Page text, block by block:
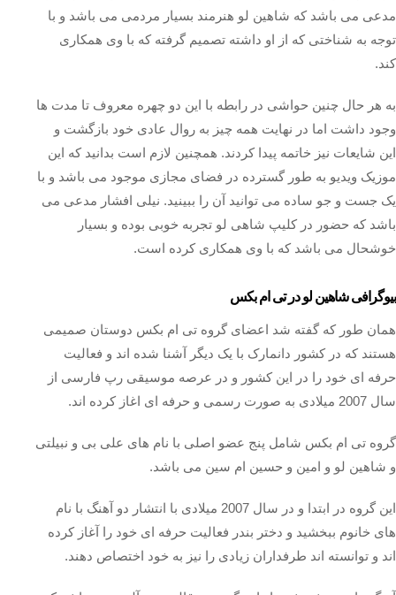
مدعی می باشد که شاهین لو هنرمند بسیار مردمی می باشد و با
توجه به شناختی که از او داشته تصمیم گرفته که با وی همکاری
کند.
به هر حال چنین حواشی در رابطه با این دو چهره معروف تا مدت ها
وجود داشت اما در نهایت همه چیز به روال عادی خود بازگشت و
این شایعات نیز خاتمه پیدا کردند. همچنین لازم است بدانید که این
موزیک ویدیو به طور گسترده در فضای مجازی موجود می باشد و با
یک جست و جو ساده می توانید آن را ببینید. نیلی افشار مدعی می
باشد که حضور در کلیپ شاهی لو تجربه خوبی بوده و بسیار
خوشحال می باشد که با وی همکاری کرده است.
بیوگرافی شاهین لو در تی ام بکس
همان طور که گفته شد اعضای گروه تی ام بکس دوستان صمیمی
هستند که در کشور دانمارک با یک دیگر آشنا شده اند و فعالیت
حرفه‌ ای خود را در این کشور و در عرصه موسیقی رپ فارسی از
سال 2007 میلادی به صورت رسمی و حرفه ای اغاز کرده اند.
گروه تی ام بکس شامل پنج عضو اصلی با نام های علی بی و نبیلتی
و شاهین لو و امین و حسین ام سین می باشد.
این گروه در ابتدا و در سال 2007 میلادی با انتشار دو آهنگ با نام
های خانوم ببخشید و دختر بندر فعالیت حرفه ای خود را آغاز کرده
اند و توانسته اند طرفداران زیادی را نیز به خود اختصاص دهند.